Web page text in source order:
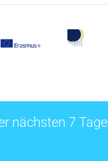
nächsten 7 Tage